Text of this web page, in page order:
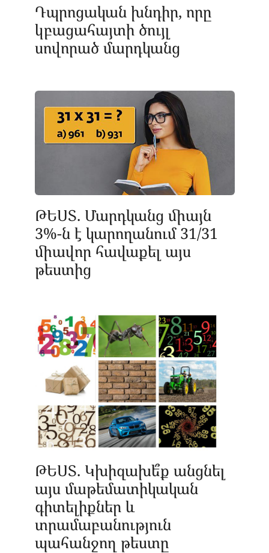
Դպրոցական խնդիր, որը
կբացահայտի ծույլ
սովորած մարդկանց
ԹԵՍՏ. Մարդկանց միայն
3%-ն է կարողանում 31/31
միավոր հավաքել այս
թեստից
ԹԵՍՏ. Կխիզախե՞ք անցնել
այս մաթեմատիկական
գիտելիքներ և
տրամաբանություն
պահանջող թեստը